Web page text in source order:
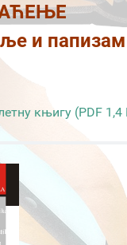
и папизам
књигу (PDF 1,4